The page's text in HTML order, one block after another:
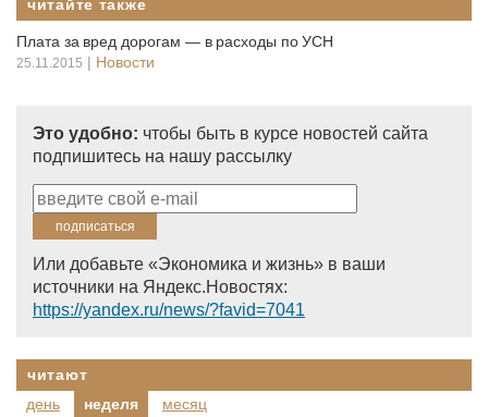
читайте также
Плата за вред дорогам — в расходы по УСН
25.11.2015 | Новости
Это удобно: чтобы быть в курсе новостей сайта
подпишитесь на нашу рассылку
Или добавьте «Экономика и жизнь» в ваши
источники на Яндекс.Новостях:
https://yandex.ru/news/?favid=7041
читают
день
неделя месяц